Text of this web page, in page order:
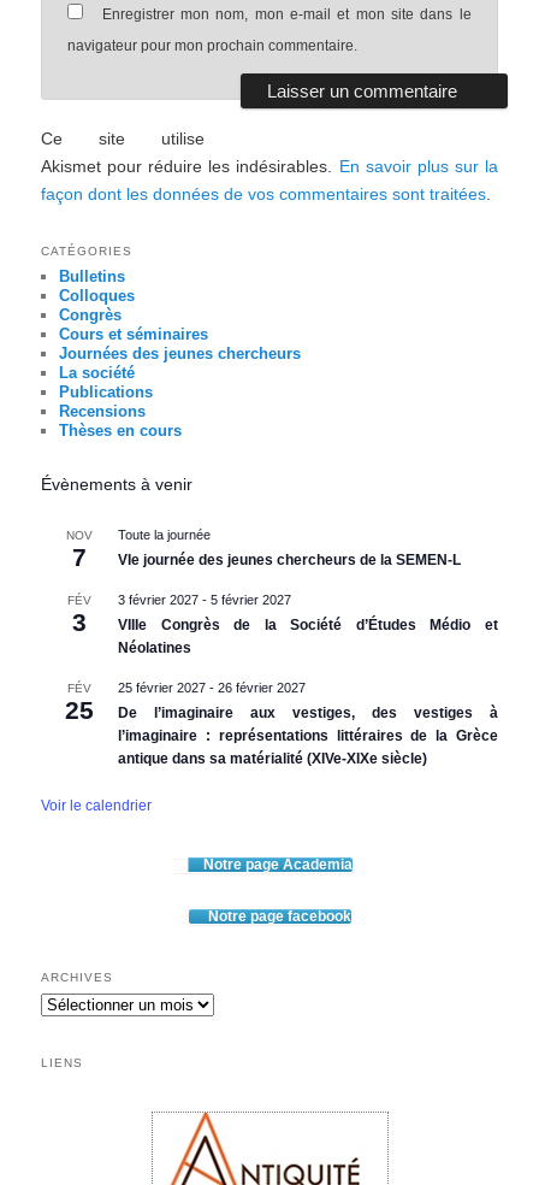
Enregistrer mon nom, mon e-mail et mon site dans le
navigateur pour mon prochain commentaire.
Ce site utilise
Akismet pour réduire les indésirables. En savoir plus sur la
façon dont les données de vos commentaires sont traitées
CATÉGORIES
Bulletins
Colloques
Congrès
Cours et séminaires
Journées des jeunes chercheurs
La société
Publications
Recensions
Thèses en cours
Évènements à venir
NOV
7
Toute la journée
VIe journée des jeunes chercheurs de la SEMEN-L
FÉV
3
3 février 2027 -5 février 2027
VIIIe Congrès de la Société d’Études Médio et
Néolatines
FÉV
25
25 février 2027 -26 février 2027
De l’imaginaire aux vestiges, des vestiges à
l’imaginaire : représentations littéraires de la Grèce
antique dans sa matérialité (XIVe-XIXe siècle)
Voir le calendrier
Notre page Academia
Notre page facebook
ARCHIVES
Archives
LIENS